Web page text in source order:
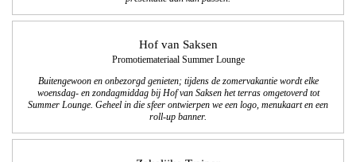
Hof van Saksen
Promotiemateriaal Summer Lounge
Buitengewoon en onbezorgd genieten; tijdens de zomervakantie wordt elke
woensdag- en zondagmiddag bij Hof van Saksen het terras omgetoverd tot
Summer Lounge. Geheel in die sfeer ontwierpen we een logo, menukaart en een
roll-up banner.